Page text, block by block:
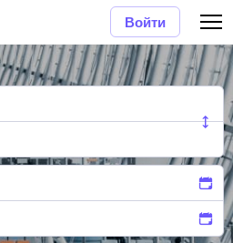
Войти